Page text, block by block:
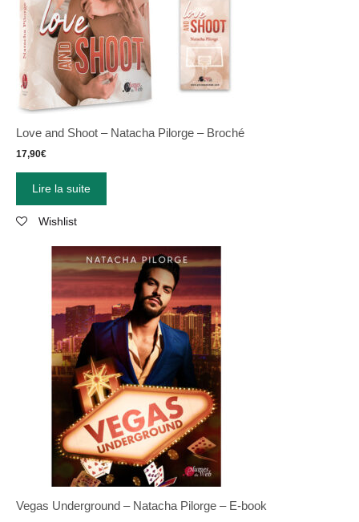
Love and Shoot – Natacha Pilorge – Broché
17,90€
Lire la suite
Wishlist
Vegas Underground – Natacha Pilorge – E-book